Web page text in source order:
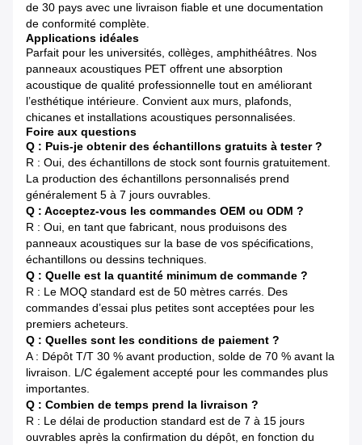
de 30 pays avec une livraison fiable et une documentation
de conformité complète.
Applications idéales
Parfait pour les universités, collèges, amphithéâtres. Nos
panneaux acoustiques PET offrent une absorption
acoustique de qualité professionnelle tout en améliorant
l’esthétique intérieure. Convient aux murs, plafonds,
chicanes et installations acoustiques personnalisées.
Foire aux questions
Q : Puis-je obtenir des échantillons gratuits à tester ?
R : Oui, des échantillons de stock sont fournis gratuitement.
La production des échantillons personnalisés prend
généralement 5 à 7 jours ouvrables.
Q : Acceptez-vous les commandes OEM ou ODM ?
R : Oui, en tant que fabricant, nous produisons des
panneaux acoustiques sur la base de vos spécifications,
échantillons ou dessins techniques.
Q : Quelle est la quantité minimum de commande ?
R : Le MOQ standard est de 50 mètres carrés. Des
commandes d’essai plus petites sont acceptées pour les
premiers acheteurs.
Q : Quelles sont les conditions de paiement ?
A : Dépôt T/T 30 % avant production, solde de 70 % avant la
livraison. L/C également accepté pour les commandes plus
importantes.
Q : Combien de temps prend la livraison ?
R : Le délai de production standard est de 7 à 15 jours
ouvrables après la confirmation du dépôt, en fonction du